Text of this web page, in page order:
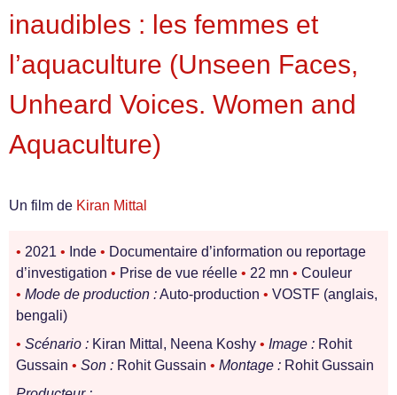
inaudibles : les femmes et
l’aquaculture (Unseen Faces,
Unheard Voices. Women and
Aquaculture)
Un film de Kiran Mittal
• 2021 • Inde • Documentaire d’information ou reportage
d’investigation • Prise de vue réelle • 22 mn • Couleur
• Mode de production :Auto-production • VOSTF (anglais,
bengali)
• Scénario : Kiran Mittal, Neena Koshy • Image : Rohit
Gussain • Son : Rohit Gussain • Montage : Rohit Gussain